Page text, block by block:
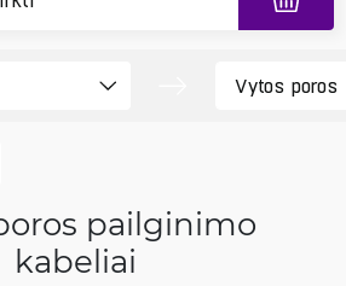
pailginimo
kabeliai